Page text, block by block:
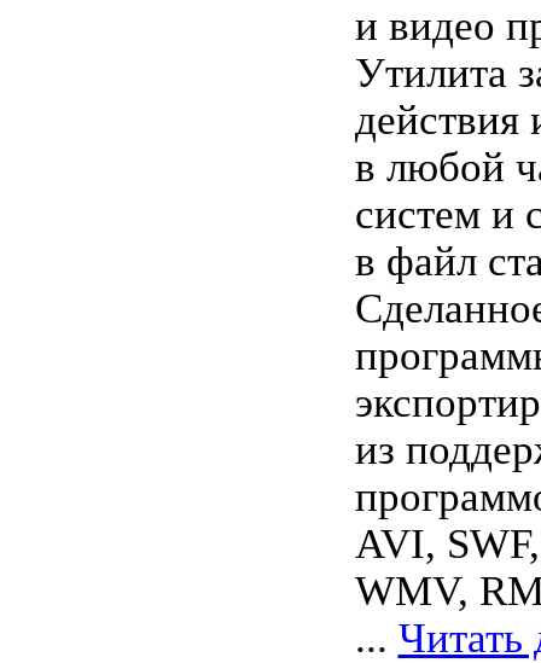
и видео
Утилита
действия
в любой
систем и
в файл
из
AVI,
WMV,
... Читать